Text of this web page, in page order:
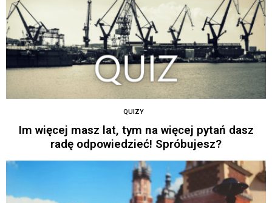
QUIZY
Im więcej masz lat, tym na więcej pytań dasz
radę odpowiedzieć! Spróbujesz?